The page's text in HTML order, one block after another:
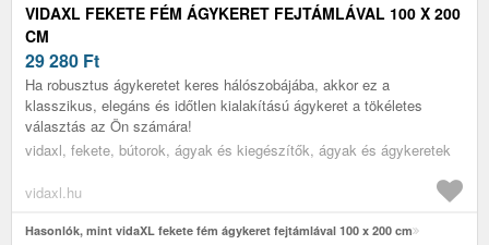
VIDAXL FEKETE FÉM ÁGYKERET FEJTÁMLÁVAL 100 X 200
CM
29 280 Ft
Ha robusztus ágykeretet keres hálószobájába, akkor ez a
klasszikus, elegáns és időtlen kialakítású ágykeret a tökéletes
választás az Ön számára!
vidaxl, fekete, bútorok, ágyak és kiegészítők, ágyak és ágykeretek
vidaxl.hu
Hasonlók, mint vidaXL fekete fém ágykeret fejtámlával 100 x 200 cm